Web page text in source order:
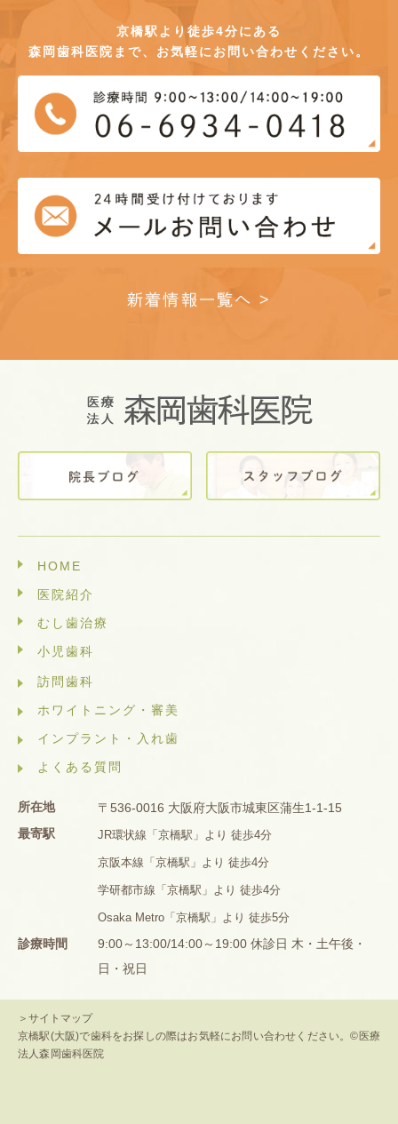
京橋駅より徒歩4分にある
森岡歯科医院まで、お気軽にお問い合わせください。
新着情報一覧へ >
HOME
医院紹介
むし歯治療
小児歯科
訪問歯科
ホワイトニング・審美
インプラント・入れ歯
よくある質問
所在地
〒536-0016 大阪府大阪市城東区蒲生1-1-15
最寄駅
JR環状線「京橋駅」より 徒歩4分
京阪本線「京橋駅」より 徒歩4分
学研都市線「京橋駅」より 徒歩4分
Osaka Metro「京橋駅」より 徒歩5分
診療時間
9:00～13:00/14:00～19:00 休診日 木・土午後・
日・祝日
＞サイトマップ
京橋駅(大阪)で歯科をお探しの際はお気軽にお問い合わせください。©医療
法人森岡歯科医院